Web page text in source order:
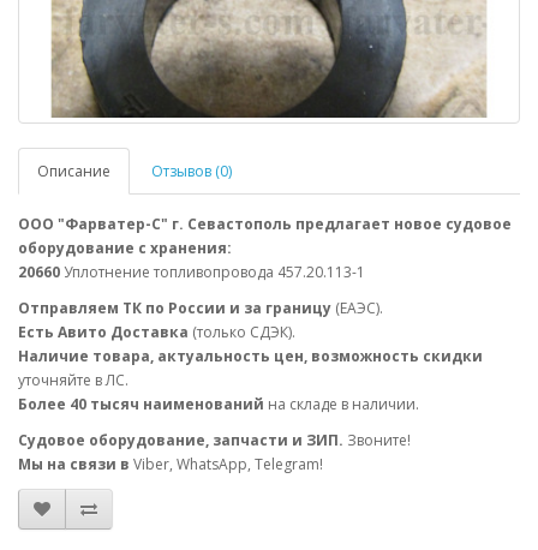
Описание Отзывов (0)
ООО "Фарватер-С" г. Севастополь предлагает новое судовое
оборудование с хранения:
20660Уплотнение топливопровода 457.20.113-1
Отправляем ТК по России и за границу (ЕАЭС).
Есть Авито Доставка (только СДЭК).
Наличие товара, актуальность цен, возможность скидки
уточняйте в ЛС.
Более 40 тысяч наименований на складе в наличии.
Судовое оборудование, запчасти и ЗИП. Звоните!
Мы на связи в Viber, WhatsApp, Telegram!